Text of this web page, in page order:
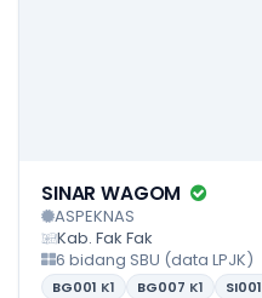
SINAR WAGOM
ASPEKNAS
Kab. Fak Fak
6 bidang SBU (data LPJK)
BG001 K1 BG007 K1 SI001